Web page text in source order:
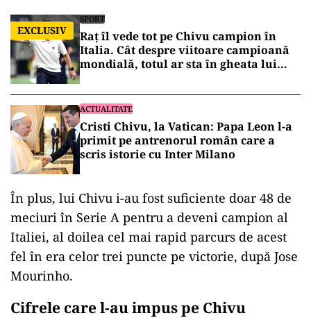
EXCLUSIV
SPORT
Raț îl vede tot pe Chivu campion în
Italia. Cât despre viitoare campioană
mondială, totul ar sta în gheata lui
ACTUALITATE
Cristi Chivu, la Vatican: Papa Leon l-a
primit pe antrenorul român care a
scris istorie cu Inter Milano
În plus, lui Chivu i-au fost suficiente doar 48 de
meciuri în Serie A pentru a deveni campion al
Italiei, al doilea cel mai rapid parcurs de acest
fel în era celor trei puncte pe victorie, după Jose
Mourinho.
Cifrele care l-au impus pe Chivu